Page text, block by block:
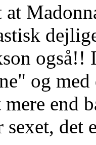
også!!
og med
end
sexet,